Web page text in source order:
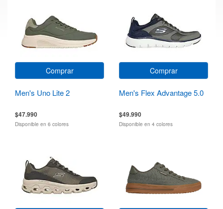
Comprar
Men's Uno Lite 2
$47.990
Disponible en 6 colores
Comprar
Men's Flex Advantage 5.0
$49.990
Disponible en 4 colores